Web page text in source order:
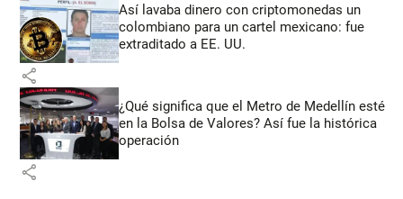
Así lavaba dinero con criptomonedas un
colombiano para un cartel mexicano: fue
extraditado a EE. UU.
share
¿Qué significa que el Metro de Medellín esté
en la Bolsa de Valores? Así fue la histórica
operación
share